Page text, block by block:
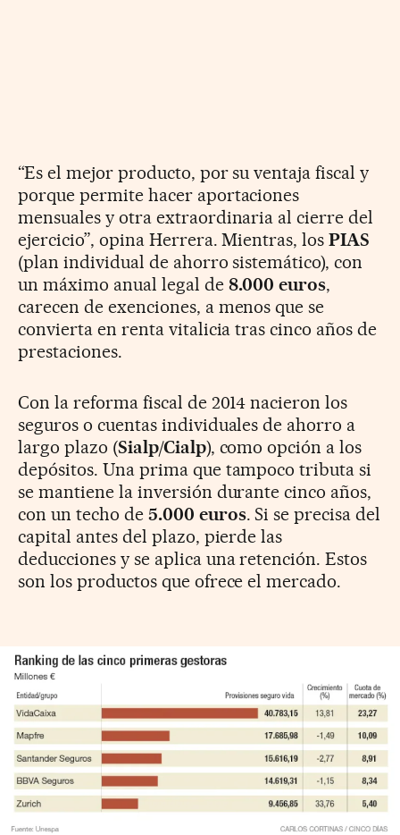
“Es el mejor producto, por su ventaja fiscal y
porque permite hacer aportaciones
mensuales y otra extraordinaria al cierre del
ejercicio”, opina Herrera. Mientras, losPIAS
(plan individual de ahorro sistemático), con
un máximo anual legal de 8.000 euros,
carecen de exenciones, a menos que se
convierta en renta vitalicia tras cinco años de
prestaciones.
Con la reforma fiscal de 2014 nacieron los
seguros o cuentas individuales de ahorro a
largo plazo (Sialp/Cialp), como opción a los
depósitos. Una prima que tampoco tributa si
se mantiene la inversión durante cinco años,
con un techo de 5.000 euros. Si se precisa del
capital antes del plazo, pierde las
deducciones y se aplica una retención. Estos
son los productos que ofrece el mercado.